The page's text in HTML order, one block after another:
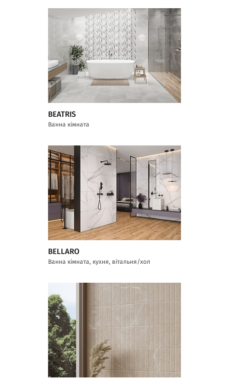
BEATRIS
Ванна кімната
BELLARO
Ванна кімната, кухня, вітальня/хол